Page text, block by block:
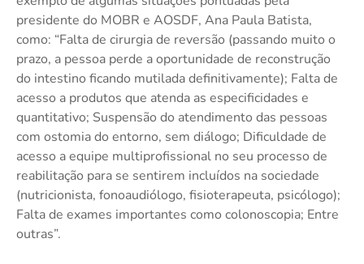
presidente do MOBR e AOSDF, Ana Paula Batista,
como: “Falta de cirurgia de reversão (passando muito o
prazo, a pessoa perde a oportunidade de reconstrução
do intestino ficando mutilada definitivamente); Falta de
acesso a produtos que atenda as especificidades e
quantitativo; Suspensão do atendimento das pessoas
com ostomia do entorno, sem diálogo; Dificuldade de
acesso a equipe multiprofissional no seu processo de
reabilitação para se sentirem incluídos na sociedade
(nutricionista, fonoaudiólogo, fisioterapeuta, psicólogo);
Falta de exames importantes como colonoscopia; Entre
outras”.